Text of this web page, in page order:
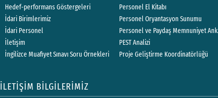
Hedef-performans Göstergeleri
İdari Birimlerimiz
İdari Personel
İletişim
İngilizce Muafiyet Sınavı Soru Örnekleri
Personel El Kitabı
Personel Oryantasyon Sunumu
Personel ve Paydaş Memnuniyet
PEST Analizi
Proje Geliştirme Koordinatörlüğü
İLETİŞİM BİLGİLERİMİZ